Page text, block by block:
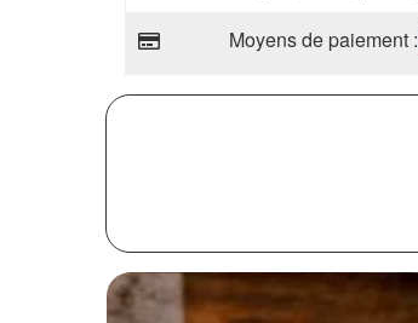
Moyens de paiement :